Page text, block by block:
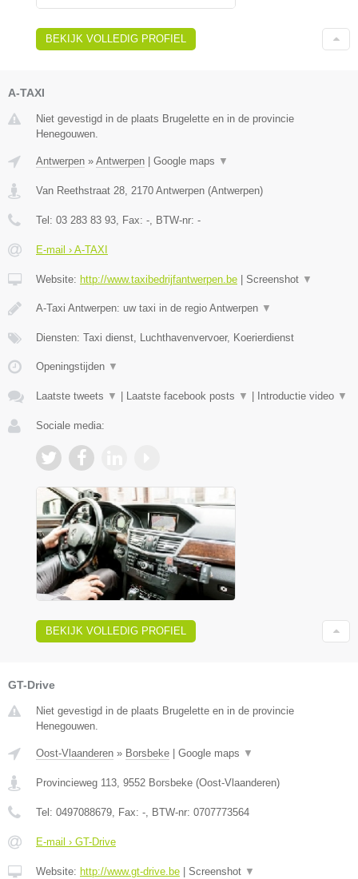
BEKIJK VOLLEDIG PROFIEL
A-TAXI
Niet gevestigd in de plaats Brugelette en in de provincie
Henegouwen.
Antwerpen » Antwerpen Google maps ▼
Van Reethstraat 28, 2170 Antwerpen (Antwerpen)
Tel: 03 283 83 93, Fax: -, BTW-nr: -
E-mail › A-TAXI
Website: http://www.taxibedrijfantwerpen.be Screenshot ▼
A-Taxi Antwerpen: uw taxi in de regio Antwerpen ▼
Diensten: Taxi dienst, Luchthavenvervoer, Koerierdienst
Openingstijden ▼
Laatste tweets ▼ Laatste facebook posts ▼ Introductie video ▼
Sociale media:
BEKIJK VOLLEDIG PROFIEL
GT-Drive
Niet gevestigd in de plaats Brugelette en in de provincie
Henegouwen.
Oost-Vlaanderen » Borsbeke Google maps ▼
Provincieweg 113, 9552 Borsbeke (Oost-Vlaanderen)
Tel: 0497088679, Fax: -, BTW-nr: 0707773564
E-mail › GT-Drive
Website: http://www.gt-drive.be Screenshot ▼